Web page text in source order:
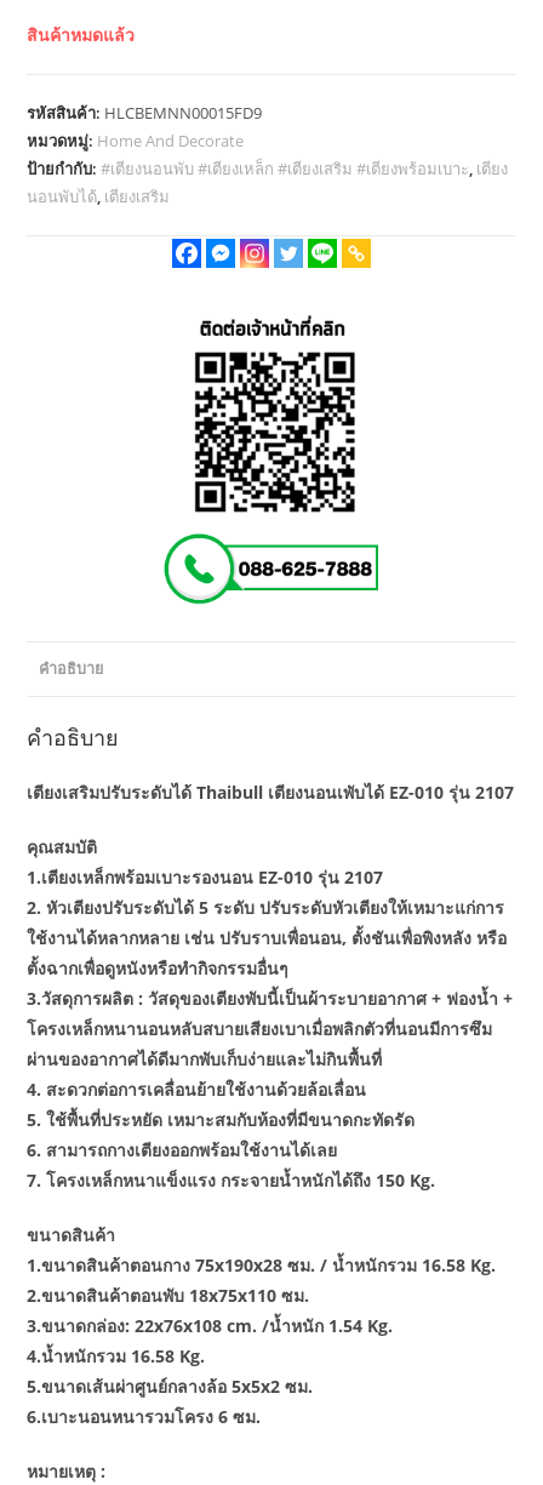
สินค้าหมดแล้ว
รหัสสินค้า: HLCBEMNN00015FD9
หมวดหมู่: Home And Decorate
ป้ายกำกับ:#เตียงนอนพับ #เตียงเหล็ก #เตียงเสริม #เตียงพร้อมเบาะ, เตียง
นอนพับได้, เตียงเสริม
คำอธิบาย
คำอธิบาย
เตียงเสริมปรับระดับได้ Thaibull เตียงนอนเพับได้ EZ-010 รุ่น 2107
คุณสมบัติ
1.เตียงเหล็กพร้อมเบาะรองนอน EZ-010 รุ่น 2107
2. หัวเตียงปรับระดับได้ 5 ระดับ ปรับระดับหัวเตียงให้เหมาะแก่การ
ใช้งานได้หลากหลาย เช่น ปรับราบเพื่อนอน, ตั้งชันเพื่อพิงหลัง หรือ
ตั้งฉากเพื่อดูหนังหรือทำกิจกรรมอื่นๆ
3.วัสดุการผลิต : วัสดุของเตียงพับนี้เป็นผ้าระบายอากาศ + ฟองน้ำ +
โครงเหล็กหนานอนหลับสบายเสียงเบาเมื่อพลิกตัวที่นอนมีการซึม
ผ่านของอากาศได้ดีมากพับเก็บง่ายและไม่กินพื้นที่
4. สะดวกต่อการเคลื่อนย้ายใช้งานด้วยล้อเลื่อน
5. ใช้พื้นที่ประหยัด เหมาะสมกับห้องที่มีขนาดกะทัดรัด
6. สามารถกางเตียงออกพร้อมใช้งานได้เลย
7. โครงเหล็กหนาแข็งแรง กระจายน้ำหนักได้ถึง 150 Kg.
ขนาดสินค้า
1.ขนาดสินค้าตอนกาง 75x190x28 ซม. / น้ำหนักรวม 16.58 Kg.
2.ขนาดสินค้าตอนพับ 18x75x110 ซม.
3.ขนาดกล่อง: 22x76x108 cm. /น้ำหนัก 1.54 Kg.
4.น้ำหนักรวม 16.58 Kg.
5.ขนาดเส้นผ่าศูนย์กลางล้อ 5x5x2 ซม.
6.เบาะนอนหนารวมโครง 6 ซม.
หมายเหตุ :